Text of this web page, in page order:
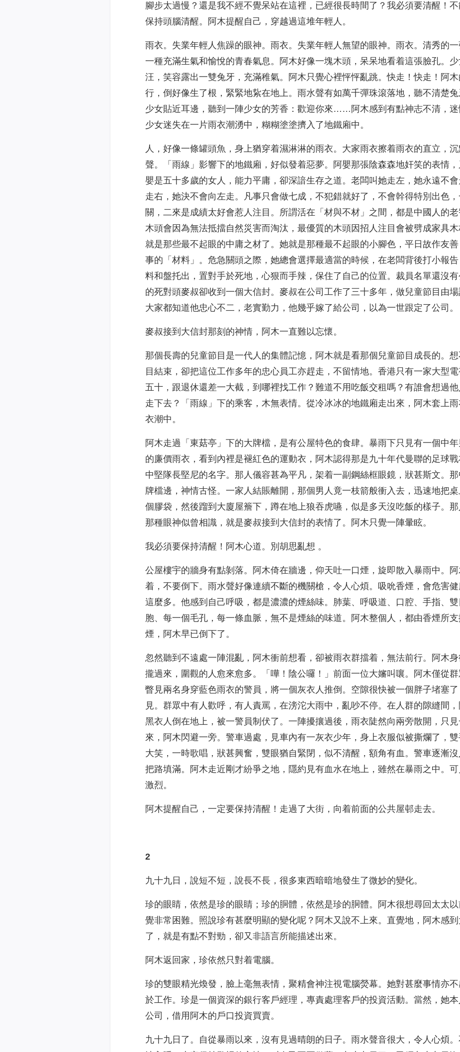
腳步太過慢？還是我不經不覺呆站在這裡，已經很長時間了？我必須要清醒！
保持頭腦清醒。阿木提醒自己，穿越過這堆年輕人。
雨衣。失業年輕人焦躁的眼神。雨衣。失業年輕人無望的眼神。雨衣。清秀的
一種充滿生氣和愉悅的青春氣息。阿木好像一塊木頭，呆呆地看着這張臉孔。
汪，笑容露出一雙兔牙，充滿稚氣。阿木只覺心裡怦怦亂跳。快走！快走！阿
行，倒好像生了根，緊緊地紥在地上。雨水聲有如萬千彈珠滾落地，聽不清楚兔
少女貼近耳邊，聽到一陣少女的芳香：歡迎你來……阿木感到有點神志不清，迷
少女迷失在一片雨衣潮湧中，糊糊塗塗擠入了地鐵廂中。
人，好像一條罐頭魚，身上猶穿着濕淋淋的雨衣。大家雨衣擦着雨衣的直立，
聲。「雨線」影響下的地鐵廂，好似發着惡夢。阿嬰那張陰森森地奸笑的表情
嬰是五十多歲的女人，能力平庸，卻深諳生存之道。老闆叫她走左，她永遠不
走右，她決不會向左走。凡事只會做七成，不犯錯就好了，不會幹得特別出色
關，二來是成績太好會惹人注目。所謂活在「材與不材」之間，都是中國人的
木頭會因為無法抵擋自然災害而淘汰，最優質的木頭因招人注目會被劈成家具木
就是那些最不起眼的中庸之材了。她就是那種最不起眼的小腳色，平日故作友善
事的「材料」。危急關頭之際，她總會選擇最適當的時候，在老闆背後打小報
料和盤托出，置對手於死地，心狠而手辣，保住了自己的位置。裁員名單還沒
的死對頭麥叔卻收到一個大信封。麥叔在公司工作了三十多年，做兒童節目由場
大家都知道他忠心不二，老實勤力，他幾乎嫁了給公司，以為一世跟定了公司。
麥叔接到大信封那刻的神情，阿木一直難以忘懷。
那個長壽的兒童節目是一代人的集體記憶，阿木就是看那個兒童節目成長的。
目結束，卻把這位工作多年的忠心員工亦趕走，不留情地。香港只有一家大型
五十，跟退休還差一大截，到哪裡找工作？難道不用吃飯交租嗎？有誰會想過
走下去？「雨線」下的乘客，木無表情。從冷冰冰的地鐵廂走出來，阿木套上
衣潮中。
阿木走過「東菇亭」下的大牌檔，是有公屋特色的食肆。暴雨下只見有一個中
的廉價雨衣，看到內裡是褪紅色的運動衣，阿木認得那是九十年代曼聯的足球
中堅隊長堅尼的名字。那人儀容甚為平凡，架着一副鋼絲框眼鏡，狀甚斯文。
牌檔邊，神情古怪。一家人結賬離開，那個男人竟一枝箭般衝入去，迅速地把
個膠袋，然後蹓到大廈屋簷下，蹲在地上狼吞虎嚥，似是多天沒吃飯的樣子。那
那種眼神似曾相識，就是麥叔接到大信封的表情了。阿木只覺一陣暈眩。
我必須要保持清醒！阿木心道。別胡思亂想 。
公屋樓宇的牆身有點剝落。阿木倚在牆邊，仰天吐一口煙，旋即散入暴雨中。
着，不要倒下。雨水聲好像連續不斷的機關槍，令人心煩。吸吮香煙，會危害
這麼多。他感到自己呼吸，都是濃濃的煙絲味。肺葉、呼吸道、口腔、手指、
胞、每一個毛孔，每一條血脈，無不是煙絲的味道。阿木整個人，都由香煙所
煙，阿木早已倒下了。
忽然聽到不遠處一陣混亂，阿木衝前想看，卻被雨衣群擋着，無法前行。阿木
攏過來，圍觀的人愈來愈多。「嘩！陰公囉！」前面一位大嬸叫嚷。阿木僅從群
瞥見兩名身穿藍色雨衣的警員，將一個灰衣人推倒。空隙很快被一個胖子堵塞
見。群眾中有人歡呼，有人責罵，在滂沱大雨中，亂吵不停。在人群的隙縫間
黑衣人倒在地上，被一警員制伏了。一陣擾攘過後，雨衣陡然向兩旁散開，只
來，阿木閃避一旁。警車過處，見車內有一灰衣少年，身上衣服似被撕爛了，
大笑，一時歌唱，狀甚興奮，雙眼猶自緊閉，似不清醒，額角有血。警車逐漸
把路填滿。阿木走近剛才紛爭之地，隱約見有血水在地上，雖然在暴雨之中。
激烈。
阿木提醒自己，一定要保持清醒！走過了大街，向着前面的公共屋邨走去。
2
九十九日，說短不短，說長不長，很多東西暗暗地發生了微妙的變化。
珍的眼睛，依然是珍的眼睛；珍的胴體，依然是珍的胴體。阿木很想尋回太太
覺非常困難。照說珍有甚麼明顯的變化呢？阿木又說不上來。直覺地，阿木感到
了，就是有點不對勁，卻又非語言所能描述出來。
阿木返回家，珍依然只對着電腦。
珍的雙眼精光煥發，臉上毫無表情，聚精會神注視電腦熒幕。她對甚麼事情亦
於工作。珍是一個資深的銀行客戶經理，專責處理客戶的投資活動。當然，她
公司，借用阿木的戶口投資買賣。
九十九日了。自從暴雨以來，沒有見過晴朗的日子。雨水聲音很大，令人心煩